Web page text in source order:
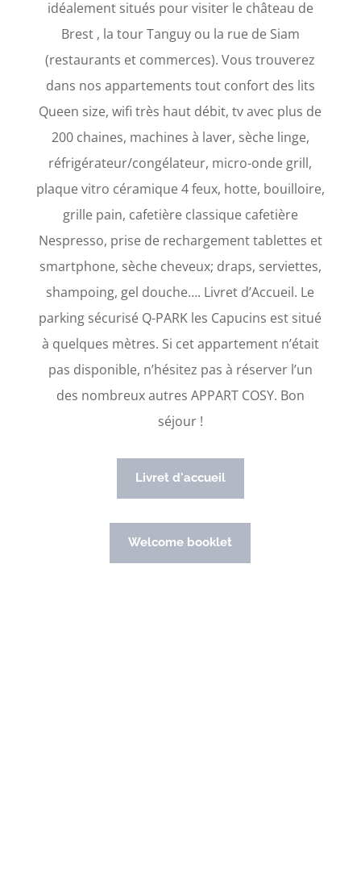
idéalement situés pour visiter le château de
Brest , la tour Tanguy ou la rue de Siam
(restaurants et commerces). Vous trouverez
dans nos appartements tout confort des lits
Queen size, wifi très haut débit, tv avec plus de
200 chaines, machines à laver, sèche linge,
réfrigérateur/congélateur, micro-onde grill,
plaque vitro céramique 4 feux, hotte, bouilloire,
grille pain, cafetière classique cafetière
Nespresso, prise de rechargement tablettes et
smartphone, sèche cheveux; draps, serviettes,
shampoing, gel douche…. Livret d’Accueil. Le
parking sécurisé Q-PARK les Capucins est situé
à quelques mètres. Si cet appartement n’était
pas disponible, n’hésitez pas à réserver l’un
des nombreux autres APPART COSY. Bon
séjour !
Livret d'accueil
Welcome booklet